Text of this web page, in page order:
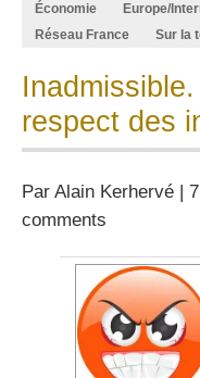
Économie
Europe/
Réseau France
Sur la
respect des
Par Alain Kerhervé |
comments